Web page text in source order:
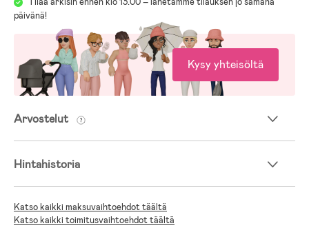
päivänä!
Kysy yhteisöltä
Arvostelut
Hintahistoria
Katso kaikki maksuvaihtoehdot täältä
Katso kaikki toimitusvaihtoehdot täältä